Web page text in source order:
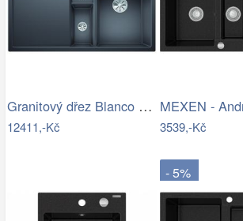
Granitový dřez Blanco COLLECTIS 6 S…
12411,-Kč 3539,-Kč
- 5%